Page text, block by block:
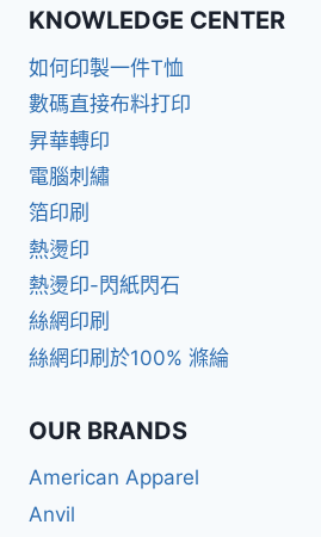
KNOWLEDGE CENTER
如何印製一件T恤
數碼直接布料打印
昇華轉印
電腦刺繡
箔印刷
熱燙印
熱燙印-閃紙閃石
絲網印刷
絲網印刷於100% 滌綸
OUR BRANDS
American Apparel
Anvil